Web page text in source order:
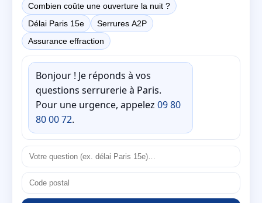
Combien coûte une ouverture la nuit ?
Délai Paris 15e
Serrures A2P
Assurance effraction
Bonjour ! Je réponds à vos
questions serrurerie à Paris.
Pour une urgence, appelez 09 80
80 00 72.